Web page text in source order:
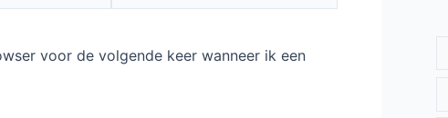
voor de volgende keer wanneer ik een